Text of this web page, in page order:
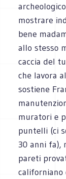
mostrare
bene
allo stesso
caccia del
che lavora
sostiene
muratori e
puntelli (ci
30 anni fa),
pareti